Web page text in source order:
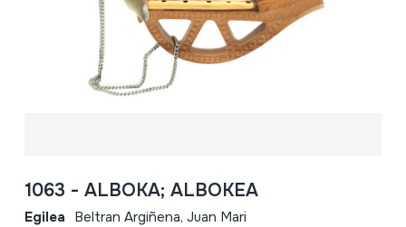
1063 - ALBOKA; ALBOKEA
Egilea Beltran Argiñena, Juan Mari